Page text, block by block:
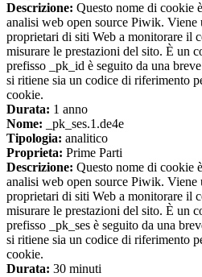
Descrizione: Questo nome di cookie
analisi web open source Piwik. Viene
proprietari di siti Web a monitorare il
misurare le prestazioni del sito. È un
prefisso _pk_id è seguito da una
si ritiene sia un codice di riferimento
cookie.
Durata: 1 anno
Nome: _pk_ses.1.de4e
Tipologia: analitico
Proprieta: Prime Parti
Descrizione: Questo nome di cookie
analisi web open source Piwik. Viene
proprietari di siti Web a monitorare il
misurare le prestazioni del sito. È un
prefisso _pk_ses è seguito da una
si ritiene sia un codice di riferimento
cookie.
Durata: 30 minuti